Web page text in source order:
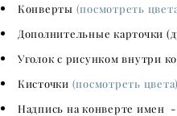
Конверты (посмотреть
Дополнительные карточки
Уголок с рисунком внутри
Кисточки (посмотреть цвета)
Надпись на конверте имен